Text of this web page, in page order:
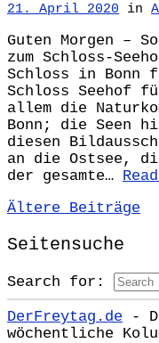
21. April 2020 in
Guten Morgen –
zum Schloss-
Schloss in Bonn
Schloss Seehof
allem die
Bonn; die Seen
diesen
an die Ostsee,
der gesamte…
Ältere Beiträge
Seitensuche
Search for:
DerFreytag.de -
wöchentliche